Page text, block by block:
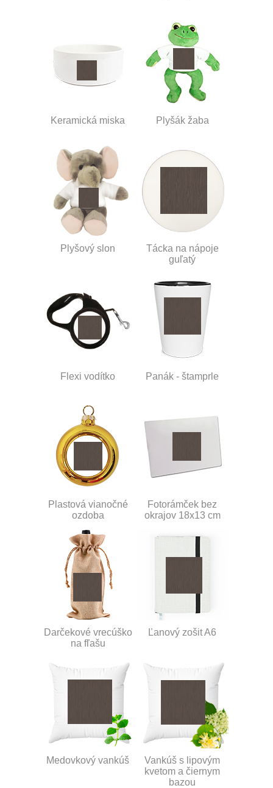
Keramická miska Plyšák žaba
Plyšový slon
Tácka na nápoje
guľatý
Flexi vodítko Panák - štamprle
Plastová vianočné
ozdoba
Fotorámček bez
okrajov 18x13 cm
Darčekové vrecúško
na fľašu
Ľanový zošit A6
Medovkový vankúš
Vankúš s lipovým
kvetom a čiernym
bazou